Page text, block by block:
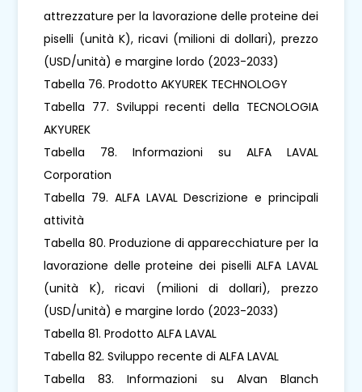
attrezzature per la lavorazione delle proteine ​​dei
piselli (unità K), ricavi (milioni di dollari), prezzo
(USD/unità) e margine lordo (2023-2033)
Tabella 76. Prodotto AKYUREK TECHNOLOGY
Tabella 77. Sviluppi recenti della TECNOLOGIA
AKYUREK
Tabella 78. Informazioni su ALFA LAVAL
Corporation
Tabella 79. ALFA LAVAL Descrizione e principali
attività
Tabella 80. Produzione di apparecchiature per la
lavorazione delle proteine ​​dei piselli ALFA LAVAL
(unità K), ricavi (milioni di dollari), prezzo
(USD/unità) e margine lordo (2023-2033)
Tabella 81. Prodotto ALFA LAVAL
Tabella 82. Sviluppo recente di ALFA LAVAL
Tabella 83. Informazioni su Alvan Blanch